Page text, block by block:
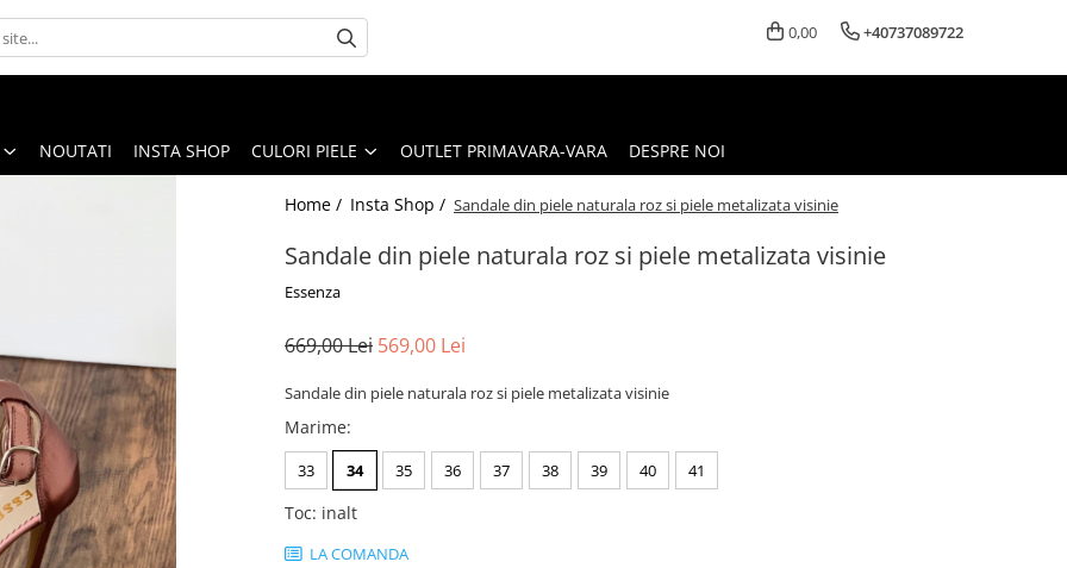
0,00 +40737089722
NOUTATI INSTA SHOP CULORI PIELE OUTLET PRIMAVARA-VARA DESPRE NOI
Home / Insta Shop / Sandale din piele naturala roz si piele metalizata visinie
Sandale din piele naturala roz si piele metalizata visinie
Essenza
669,00 Lei 569,00 Lei
Sandale din piele naturala roz si piele metalizata visinie
Marime:
33 34 35 36 37 38 39 40 41
Toc: inalt
LA COMANDA